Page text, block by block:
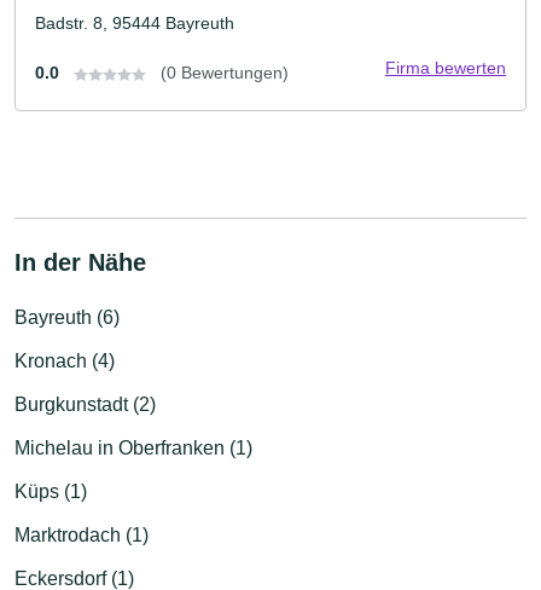
Badstr. 8, 95444 Bayreuth
0.0 (0 Bewertungen) Firma bewerten
In der Nähe
Bayreuth (6)
Kronach (4)
Burgkunstadt (2)
Michelau in Oberfranken (1)
Küps (1)
Marktrodach (1)
Eckersdorf (1)